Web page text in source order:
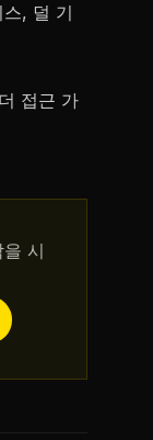
, 덜 기
접근 가
시